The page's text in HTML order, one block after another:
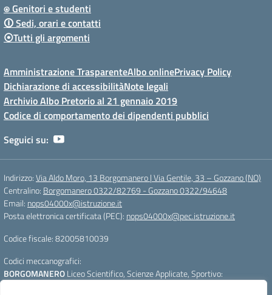
⍟ Genitori e studenti
🛈 Sedi, orari e contatti
⦿Tutti gli argomenti
Amministrazione TrasparenteAlbo onlinePrivacy Policy
Dichiarazione di accessibilitàNote legali
Archivio Albo Pretorio al 21 gennaio 2019
Codice di comportamento dei dipendenti pubblici
Seguici su:
Indirizzo:Via Aldo Moro, 13 Borgomanero | Via Gentile, 33 – Gozzano (NO)
Centralino: Borgomanero 0322/82769 - Gozzano 0322/94648
Email: nops04000x@istruzione.it
Posta elettronica certificata (PEC): nops04000x@pec.istruzione.it
Codice fiscale: 82005810039
Codici meccanografici:
BORGOMANEROLiceo Scientifico, Scienze Applicate, Sportivo: